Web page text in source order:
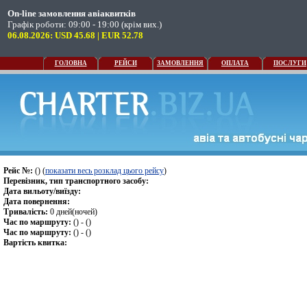
On-line замовлення авіаквитків
Графік роботи: 09:00 - 19:00 (крім вих.)
06.08.2026: USD 45.68 | EUR 52.78
ГОЛОВНА РЕЙСИ ЗАМОВЛЕННЯ ОПЛАТА ПОСЛУГИ
Рейс №: () (показати весь розклад цього рейсу)
Перевізник, тип транспортного засобу:
Дата вильоту/виїзду:
Дата повернення:
Тривалість: 0 дней(ночей)
Час по маршруту: () - ()
Час по маршруту: () - ()
Вартість квитка: